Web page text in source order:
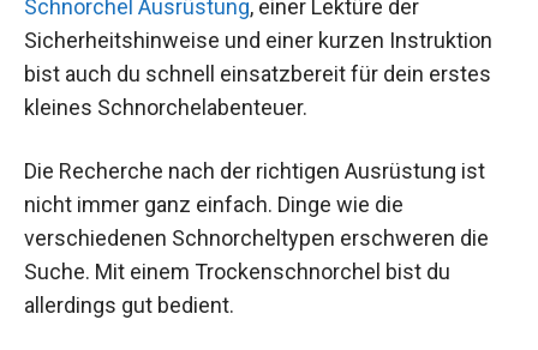
Schnorchel Ausrüstung, einer Lektüre der
Sicherheitshinweise und einer kurzen Instruktion
bist auch du schnell einsatzbereit für dein erstes
kleines Schnorchelabenteuer.
Die Recherche nach der richtigen Ausrüstung ist
nicht immer ganz einfach. Dinge wie die
verschiedenen Schnorcheltypen erschweren die
Suche. Mit einem Trockenschnorchel bist du
allerdings gut bedient.